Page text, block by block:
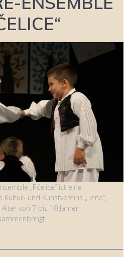
„Pčelice“ ist eine
und Kunstvereins „Tena“,
von 7 bis 10 Jahren